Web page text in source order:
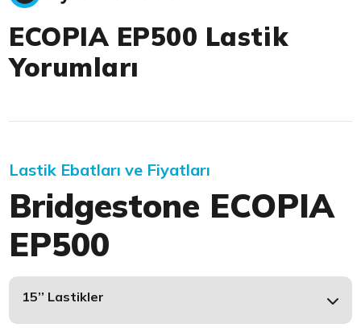
ECOPIA EP500 Lastik
Yorumları
Lastik Ebatları ve Fiyatları
Bridgestone ECOPIA
EP500
15’’ Lastikler